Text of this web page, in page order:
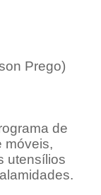
Prego)
de
móveis,
utensílios